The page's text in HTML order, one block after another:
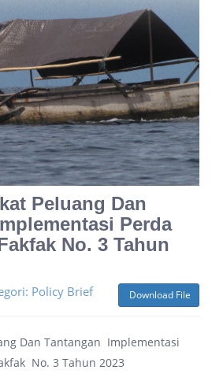
Peluang Dan
Perda
No. 3 Tahun
Download File
Policy Brief
Dan Tantangan Implementasi
No. 3 Tahun 2023